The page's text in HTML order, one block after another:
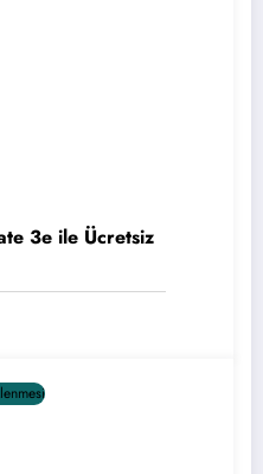
3e ile Ücretsiz